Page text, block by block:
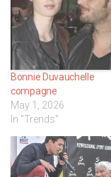
Bonnie Duvauchelle
compagne
May 1, 2026
In "Trends"